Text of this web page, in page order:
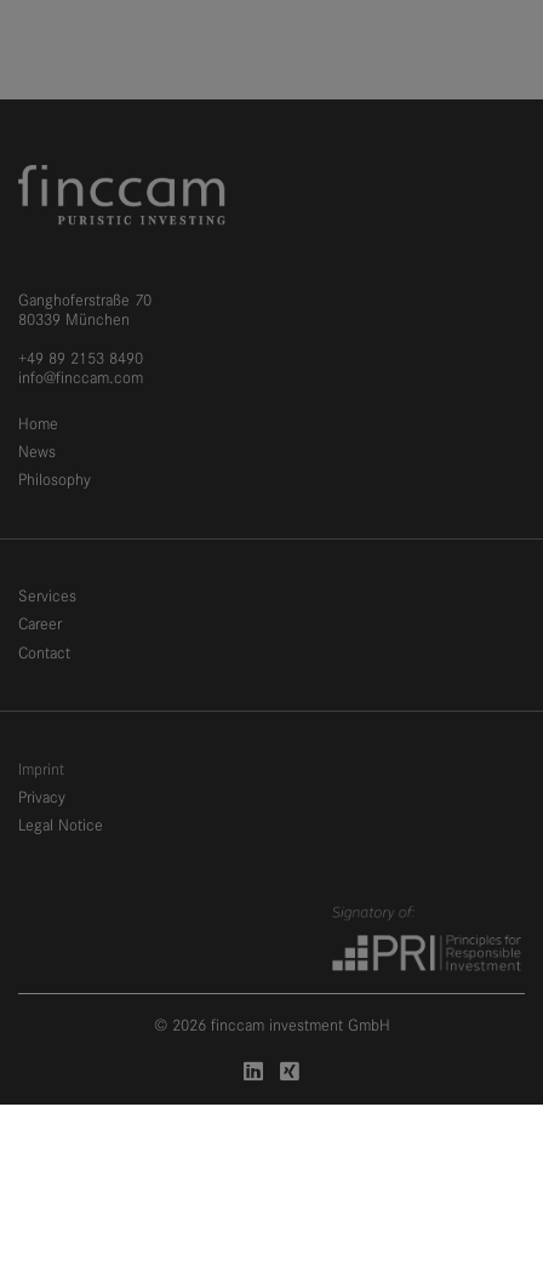
Ganghoferstraße 70
80339 München
+49 89 2153 8490
info@finccam.com
Home
News
Philosophy
Services
Career
Contact
Imprint
Privacy
Legal Notice
© 2026 finccam investment GmbH